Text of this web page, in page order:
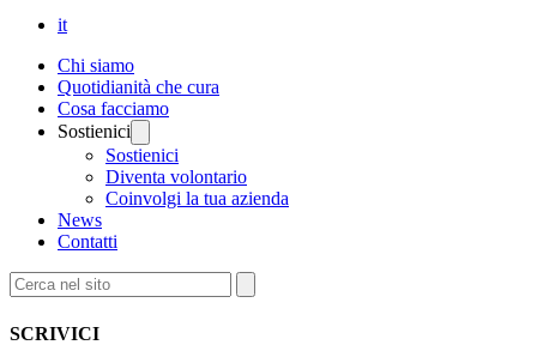
it
Chi siamo
Quotidianità che cura
Cosa facciamo
Sostienici
Sostienici
Diventa volontario
Coinvolgi la tua azienda
News
Contatti
SCRIVICI